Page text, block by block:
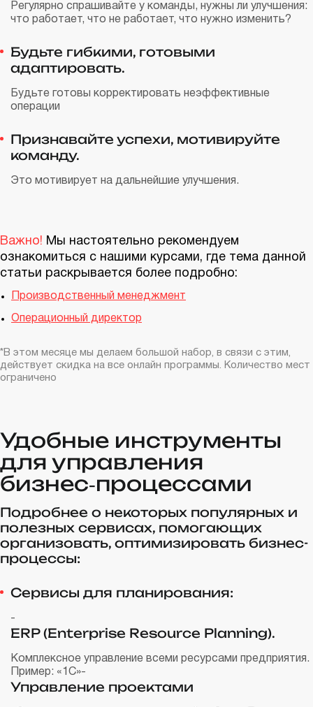
Регулярно спрашивайте у команды, нужны ли улучшения:
что работает, что не работает, что нужно изменить?
Будьте гибкими, готовыми
адаптировать.
Будьте готовы корректировать неэффективные
операции
Признавайте успехи, мотивируйте
команду.
Это мотивирует на дальнейшие улучшения.
Важно! Мы настоятельно рекомендуем
ознакомиться с нашими курсами, где тема данной
статьи раскрывается более подробно:
Производственный менеджмент
Операционный директор
*В этом месяце мы делаем большой набор, в связи с этим,
действует скидка на все онлайн программы. Количество мест
ограничено
Удобные инструменты
для управления
бизнес‑процессами
Подробнее о некоторых популярных и
полезных сервисах, помогающих
организовать, оптимизировать бизнес-
процессы:
Сервисы для планирования:
-
ERP (Enterprise Resource Planning).
Комплексное управление всеми ресурсами предприятия.
Пример: «1С»-
Управление проектами